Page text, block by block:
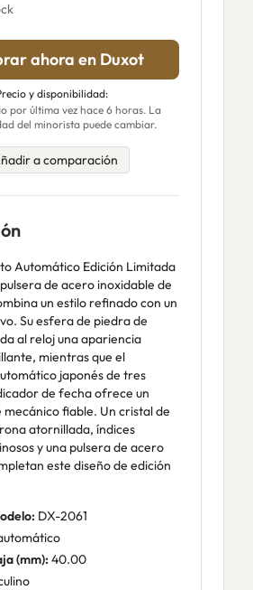
ahora en Duxot
y disponibilidad:
por última vez hace 6 horas. La
del minorista puede cambiar.
a comparación
Automático Edición Limitada
de acero inoxidable de
un estilo refinado con un
Su esfera de piedra de
al reloj una apariencia
mientras que el
japonés de tres
de fecha ofrece un
fiable. Un cristal de
atornillada, índices
y una pulsera de acero
este diseño de edición
DX-2061
(mm): 40.00